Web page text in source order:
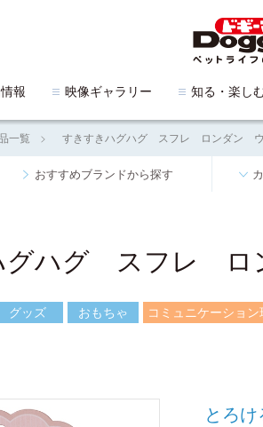
報 映像ギャラリー 知る・楽し
一覧 すきすきハグハグ スフレ ロンダン
おすすめブランドから探す
グハグ スフレ ロ
グッズ おもちゃ コミュニケーション
とろけ